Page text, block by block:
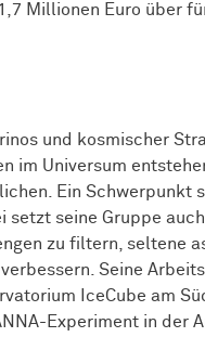
Millionen Euro über
und kosmischer
im Universum
Ein Schwerpunkt
setzt seine Gruppe
zu filtern, seltene
Seine
IceCube am
Experiment in der